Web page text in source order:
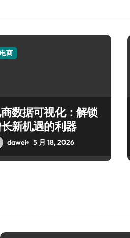
电商
数据可视化：解锁
新机遇的利器
dawei 5 月 18, 2026